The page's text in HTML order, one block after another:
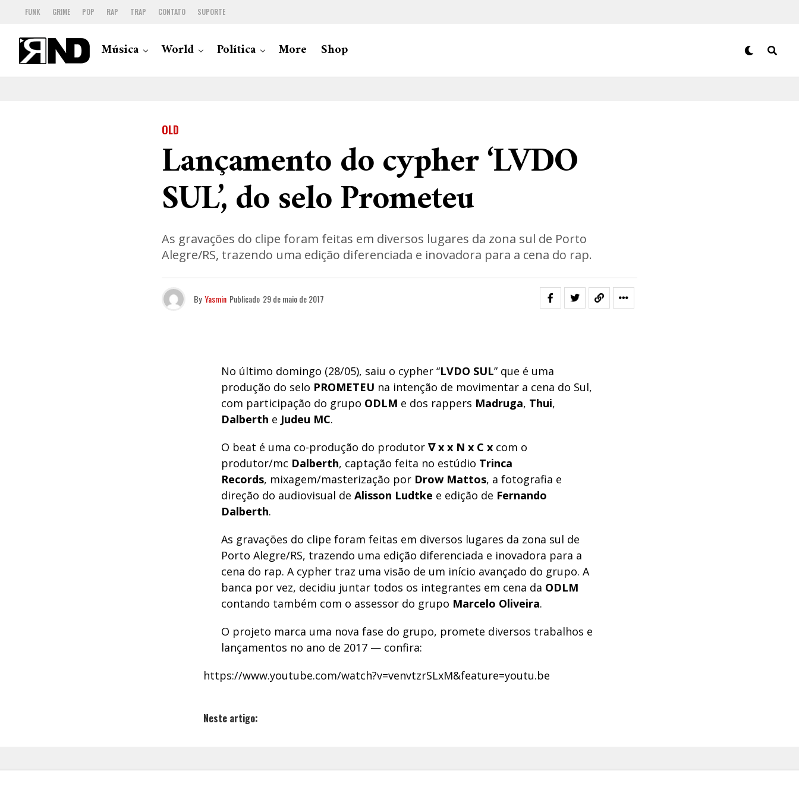
FUNK GRIME POP RAP TRAP CONTATO SUPORTE
Música World Política More Shop
OLD
Lançamento do cypher ‘LVDO
SUL’, do selo Prometeu
As gravações do clipe foram feitas em diversos lugares da zona sul de Porto
Alegre/RS, trazendo uma edição diferenciada e inovadora para a cena do rap.
By Yasmin Publicado 29 de maio de 2017
No último domingo (28/05), saiu o cypher “LVDO SUL” que é uma
produção do selo PROMETEU na intenção de movimentar a cena do Sul,
com participação do grupo ODLM e dos rappers Madruga, Thui,
Dalberth e Judeu MC.
O beat é uma co-produção do produtor ∇ x x N x C x com o
produtor/mc Dalberth, captação feita no estúdio Trinca
Records, mixagem/masterização por Drow Mattos, a fotografia e
direção do audiovisual de Alisson Ludtke e edição de Fernando
Dalberth.
As gravações do clipe foram feitas em diversos lugares da zona sul de
Porto Alegre/RS, trazendo uma edição diferenciada e inovadora para a
cena do rap. A cypher traz uma visão de um início avançado do grupo. A
banca por vez, decidiu juntar todos os integrantes em cena da ODLM
contando também com o assessor do grupo Marcelo Oliveira.
O projeto marca uma nova fase do grupo, promete diversos trabalhos e
lançamentos no ano de 2017 — confira:
https://www.youtube.com/watch?v=venvtzrSLxM&feature=youtu.be
Neste artigo: